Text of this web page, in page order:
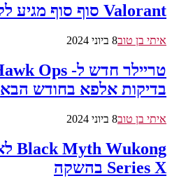
Valorant סוף סוף מגיע לקונסולות
איתי בן טוב8 ביוני 2024
בדיקות אלפא בחודש הבא
איתי בן טוב8 ביוני 2024
Series X בהשקה